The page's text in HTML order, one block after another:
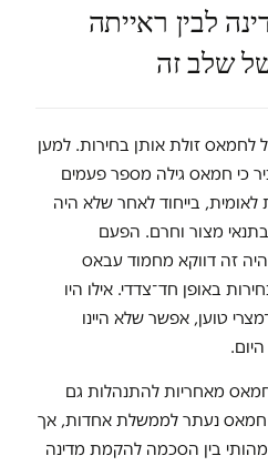
לבין ראייתה
שלב זה
לחמאס זולת אותן בחירות. למען
כי חמאס גילה מספר פעמים
בייחוד לאחר שלא היה
מצור וחרם. הפעם
הייתה ב־2021, אז היה זה דווקא מחמוד עבאס
באופן חד־צדדי. אילו היו
טוען, אפשר שלא היינו
מאחריות להתנהלות גם
חמאס נעתר לממשלת אחדות, אך
בין הסכמה להקמת מדינה